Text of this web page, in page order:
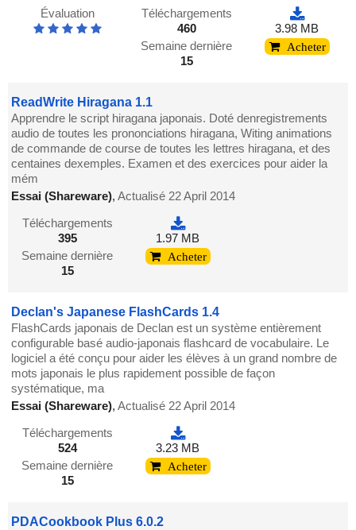
Évaluation
Téléchargements
460
Semaine dernière
15
3.98 MB
Acheter
ReadWrite Hiragana 1.1
Apprendre le script hiragana japonais. Doté denregistrements
audio de toutes les prononciations hiragana, Witing animations
de commande de course de toutes les lettres hiragana, et des
centaines dexemples. Examen et des exercices pour aider la
mém
Essai (Shareware),Actualisé 22 April 2014
Téléchargements
395
Semaine dernière
15
1.97 MB
Acheter
Declan's Japanese FlashCards 1.4
FlashCards japonais de Declan est un système entièrement
configurable basé audio-japonais flashcard de vocabulaire. Le
logiciel a été conçu pour aider les élèves à un grand nombre de
mots japonais le plus rapidement possible de façon
systématique, ma
Essai (Shareware),Actualisé 22 April 2014
Téléchargements
524
Semaine dernière
15
3.23 MB
Acheter
PDACookbook Plus 6.0.2